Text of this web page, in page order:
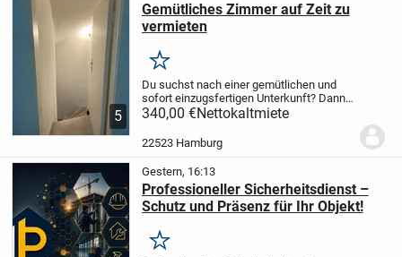
5
Gemütliches Zimmer auf Zeit zu
vermieten
Merken
Du suchst nach einer gemütlichen und
sofort einzugsfertigen Unterkunft? Dann
ist dieses Zimmer vielleicht genau das
Größe: ca. 10 qm
340,00 €Nettokaltmiete
22523 Hamburg
Gestern, 16:13
Professioneller Sicherheitsdienst –
Schutz und Präsenz für Ihr Objekt!
Merken